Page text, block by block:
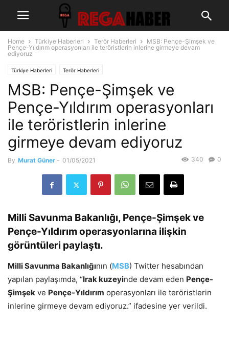
Home Türkiye Haberleri Terör Haberleri
MSB: Pençe-Şimşek ve
Pençe-Yıldırım operasyonları ile teröristlerin inlerine girmeye devam
ediyoruz
Türkiye Haberleri Terör Haberleri
MSB: Pençe-Şimşek ve
Pençe-Yıldırım operasyonları
ile teröristlerin inlerine
girmeye devam ediyoruz
By Murat Güner - 01/05/2021 0
340
Milli Savunma Bakanlığı, Pençe-Şimşek ve
Pençe-Yıldırım operasyonlarına ilişkin
görüntüleri paylaştı.
Milli Savunma Bakanlığının (MSB) Twitter hesabından
yapılan paylaşımda, “Irak kuzeyinde devam eden Pençe-
Şimşek ve Pençe-Yıldırım operasyonları ile teröristlerin
inlerine girmeye devam ediyoruz.” ifadesine yer verildi.